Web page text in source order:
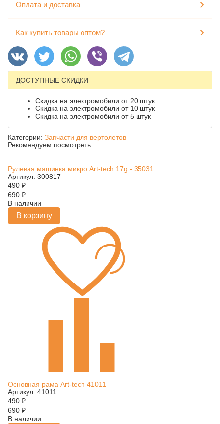
Оплата и доставка
Как купить товары оптом?
ДОСТУПНЫЕ СКИДКИ
Скидка на электромобили от 20 штук
Скидка на электромобили от 10 штук
Скидка на электромобили от 5 штук
Категории: Запчасти для вертолетов
Рекомендуем посмотреть
Рулевая машинка микро Art-tech 17g - 35031
Артикул: 300817
490 ₽
690 ₽
В наличии
В корзину
Основная рама Art-tech 41011
Артикул: 41011
490 ₽
690 ₽
В наличии